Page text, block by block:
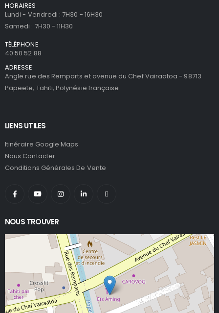
HORAIRES
Lundi - Vendredi : 7H30 - 16H30
Samedi : 7H30 - 11H30
TÉLÉPHONE
40 50 52 88
ADRESSE
Angle rue des Remparts et avenue du Chef Vairaatoa - 98713
Papeete, Tahiti, Polynésie française
LIENS UTILES
Itinéraire Google Maps
Nous Contacter
Conditions Générales De Vente
NOUS TROUVER